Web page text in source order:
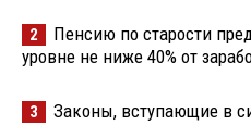
2
Пенсию по старости
уровне не ниже 40% от
3 Законы, вступающие в